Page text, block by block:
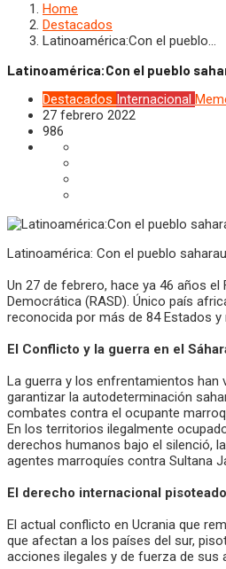
Home
Destacados
Latinoamérica:Con el pueblo…
Latinoamérica:Con el pueblo
Destacados Internacional
27 febrero 2022
986
Latinoamérica: Con el pueblo
Un 27 de febrero, hace ya 46 años
Democrática (RASD). Único país
reconocida por más de 84 Estados y
El Conflicto y la guerra en el
La guerra y los enfrentamientos han
garantizar la autodeterminación
combates contra el ocupante
En los territorios ilegalmente
derechos humanos bajo el silenció,
agentes marroquíes contra Sultana
El derecho internacional
El actual conflicto en Ucrania que
que afectan a los países del sur,
acciones ilegales y de fuerza de sus